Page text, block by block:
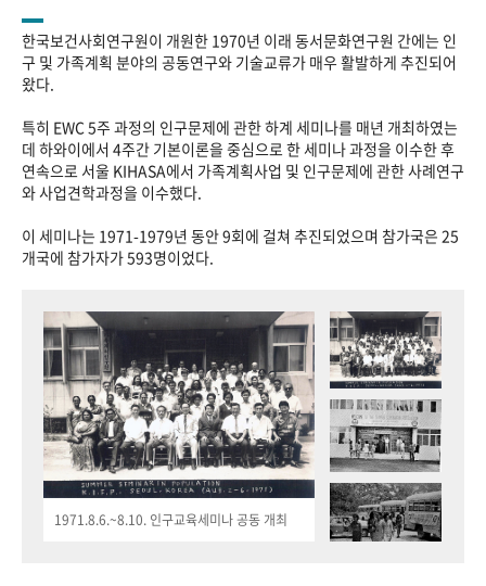
한국보건사회연구원이 개원한 1970년 이래 동서문화연구원 간에는 인
구 및 가족계획 분야의 공동연구와 기술교류가 매우 활발하게 추진되어
왔다.
특히 EWC 5주 과정의 인구문제에 관한 하계 세미나를 매년 개최하였는
데 하와이에서 4주간 기본이론을 중심으로 한 세미나 과정을 이수한 후
연속으로 서울 KIHASA에서 가족계획사업 및 인구문제에 관한 사례연구
와 사업견학과정을 이수했다.
이 세미나는 1971-1979년 동안 9회에 걸쳐 추진되었으며 참가국은 25
개국에 참가자가 593명이었다.
1971.8.6.~8.10. 인구교육세미나 공동 개최